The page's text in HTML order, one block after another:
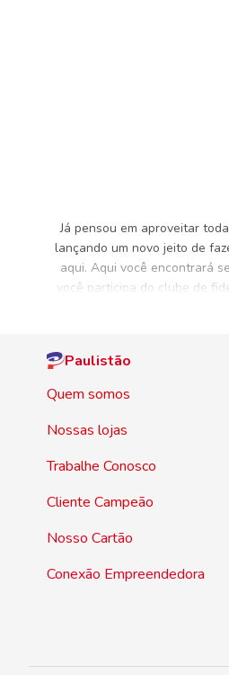
Já pensou em aproveitar
lançando um novo jeito de
aqui. Aqui você encontrará
você participa do clube de
Paulistão
Quem somos
Nossas lojas
Trabalhe Conosco
Cliente Campeão
Nosso Cartão
Conexão Empreendedora